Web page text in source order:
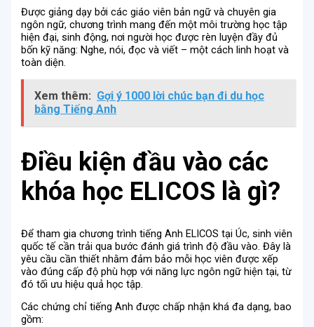
Được giảng dạy bởi các giáo viên bản ngữ và chuyên gia
ngôn ngữ, chương trình mang đến một môi trường học tập
hiện đại, sinh động, nơi người học được rèn luyện đầy đủ
bốn kỹ năng: Nghe, nói, đọc và viết – một cách linh hoạt và
toàn diện.
Xem thêm: Gợi ý 1000 lời chúc bạn đi du học
bằng Tiếng Anh
Điều kiện đầu vào các
khóa học ELICOS là gì?
Để tham gia chương trình tiếng Anh ELICOS tại Úc, sinh viên
quốc tế cần trải qua bước đánh giá trình độ đầu vào. Đây là
yêu cầu cần thiết nhằm đảm bảo mỗi học viên được xếp
vào đúng cấp độ phù hợp với năng lực ngôn ngữ hiện tại, từ
đó tối ưu hiệu quả học tập.
Các chứng chỉ tiếng Anh được chấp nhận khá đa dạng, bao
gồm: